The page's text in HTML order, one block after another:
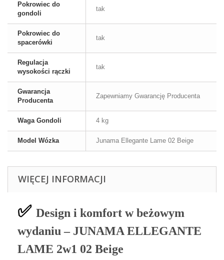
Pokrowiec do
gondoli
tak
Pokrowiec do
spacerówki
tak
Regulacja
wysokości rączki
tak
Gwarancja
Producenta
Zapewniamy Gwarancję Producenta
Waga Gondoli 4 kg
Model Wózka Junama Ellegante Lame 02 Beige
WIĘCEJ INFORMACJI
✅ Design i komfort w beżowym
wydaniu – JUNAMA ELLEGANTE
LAME 2w1 02 Beige